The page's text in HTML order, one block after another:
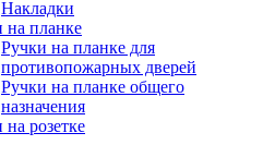
Накладки
на планке
Ручки на планке для
противопожарных дверей
Ручки на планке общего
назначения
на розетке